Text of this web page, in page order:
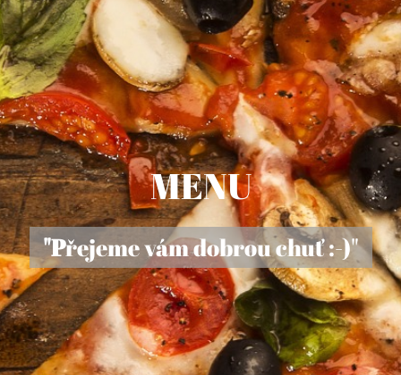
MENU
"Přejeme vám dobrou chuť :-)"